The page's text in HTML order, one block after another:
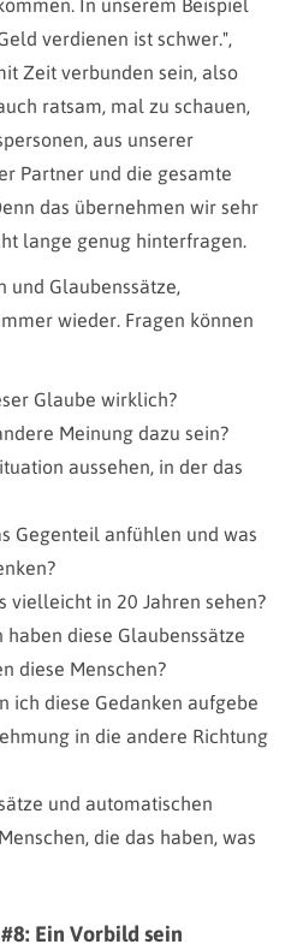
In unserem Beispiel
verdienen ist schwer.",
Zeit verbunden sein, also
ratsam, mal zu schauen,
aus unserer
Partner und die gesamte
das übernehmen wir sehr
lange genug hinterfragen.
und Glaubenssätze,
wieder. Fragen können
Glaube wirklich?
Meinung dazu sein?
aussehen, in der das
Gegenteil anfühlen und was
vielleicht in 20 Jahren sehen?
haben diese Glaubenssätze
diese Menschen?
ich diese Gedanken aufgebe
in die andere Richtung
und automatischen
die das haben, was
Ein Vorbild sein